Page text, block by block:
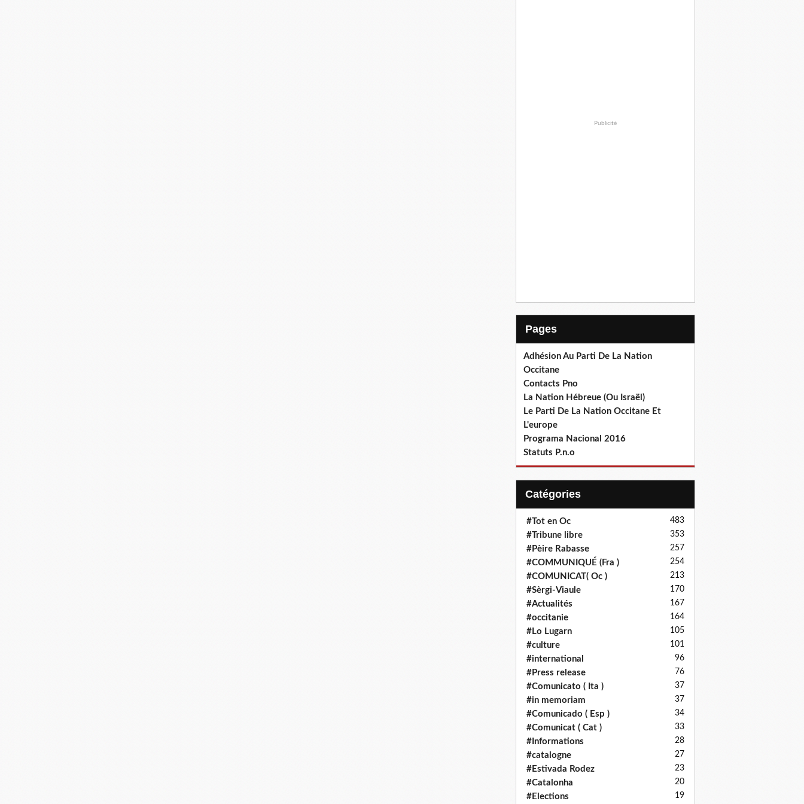
Publicité
Pages
Adhésion Au Parti De La Nation
Occitane
Contacts Pno
La Nation Hébreue (Ou Israël)
Le Parti De La Nation Occitane Et
L'europe
Programa Nacional 2016
Statuts P.n.o
Catégories
#Tot en Oc 483
#Tribune libre 353
#Pèire Rabasse 257
#COMMUNIQUÉ (Fra ) 254
#COMUNICAT( Oc ) 213
#Sèrgi-Viaule 170
#Actualités 167
#occitanie 164
#Lo Lugarn 105
#culture 101
#international 96
#Press release 76
#Comunicato ( Ita ) 37
#in memoriam 37
#Comunicado ( Esp ) 34
#Comunicat ( Cat ) 33
#Informations 28
#catalogne 27
#Estivada Rodez 23
#Catalonha 20
#Elections 19